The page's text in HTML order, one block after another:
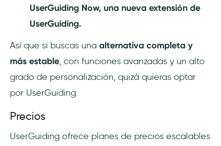
UserGuiding Now, una nueva extensión de
UserGuiding.
Así que si buscas una alternativa completa y
más estable, con funciones avanzadas y un alto
grado de personalización, quizá quieras optar
por UserGuiding.
Precios
UserGuiding ofrece planes de precios escalables